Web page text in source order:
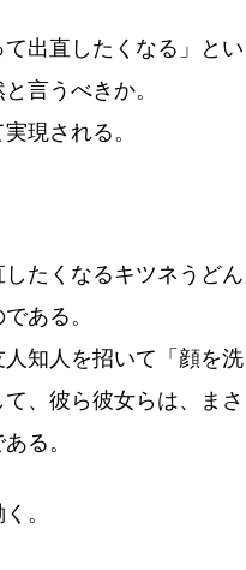
出直したくなる」と
言うべきか。
現される。
たくなるキツネうど
ある。
知人を招いて「顔を
、彼ら彼女らは、ま
る。
。